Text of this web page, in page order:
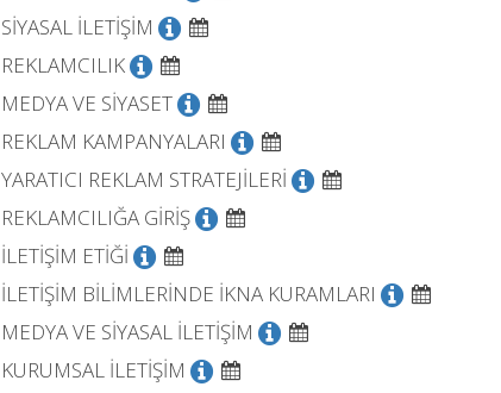
SİYASAL İLETİŞİM
REKLAMCILIK
MEDYA VE SİYASET
REKLAM KAMPANYALARI
YARATICI REKLAM STRATEJİLERİ
REKLAMCILIĞA GİRİŞ
İLETİŞİM ETİĞİ
İLETİŞİM BİLİMLERİNDE İKNA KURAMLARI
MEDYA VE SİYASAL İLETİŞİM
KURUMSAL İLETİŞİM